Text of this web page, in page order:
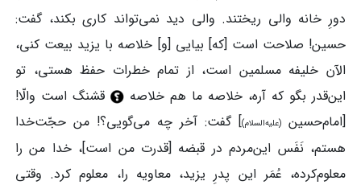
دورِ خانه والی ریختند. والی دید نمی‌تواند کاری بکند، گفت:
حسین! صلاحت است [که] بیایی [و] خلاصه با یزید بیعت کنی،
الآن خلیفه مسلمین است، از تمام خطرات حفظ هستی، تو
این‌قدر بگو که آره، خلاصه ما هم خلاصه
قشنگ است والّا!
[امام‌حسین (علیه‌السلام)] گفت: آخر چه می‌گویی؟! من حجّت‌خدا
هستم، نَفَس این‌مردم در قبضه [قدرت من است]، خدا من را
معلوم‌کرده، عُمَر این پدرِ یزید، معاویه را، معلوم کرد. وقتی